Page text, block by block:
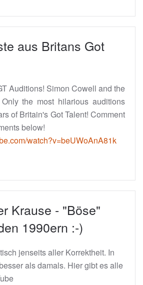
aus Britans Got
Auditions! Simon Cowell and the
the most hilarious auditions
of Britain's Got Talent! Comment
below!
watch?v=beUWoAnA81k
Krause - "Böse"
1990ern :-)
jenseits aller Korrektheit. In
als damals. Hier gibt es alle